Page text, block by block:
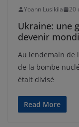
Yoann Lusikila 20
Ukraine: une
devenir
Au lendemain de
de la bombe
était divisé
Read More